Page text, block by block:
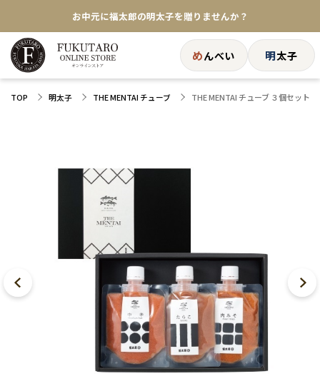
お中元に福太郎の明太子を贈りませんか？
★めんべい25周年記念商品が登場★
【色々な味を試したい方へ】ポストイン！めんべい
めんべい 明太子
TOP 明太子 THE MENTAI チューブ THE MENTAI チューブ ３個セット